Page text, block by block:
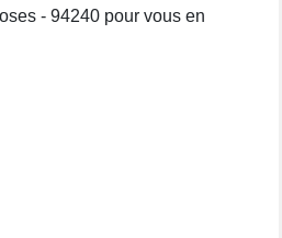
- 94240 pour vous en